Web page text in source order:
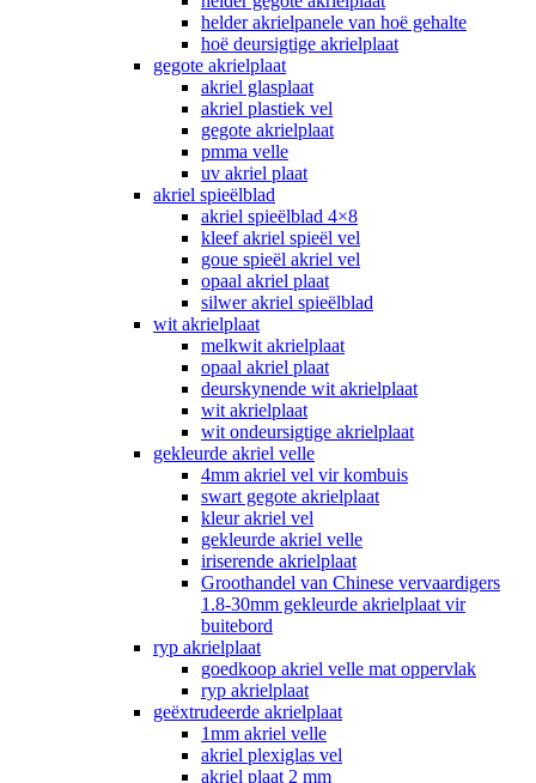
helder akrielpanele van hoë gehalte
hoë deursigtige akrielplaat
gegote akrielplaat
akriel glasplaat
akriel plastiek vel
gegote akrielplaat
pmma velle
uv akriel plaat
akriel spieëlblad
akriel spieëlblad 4×8
kleef akriel spieël vel
goue spieël akriel vel
opaal akriel plaat
silwer akriel spieëlblad
wit akrielplaat
melkwit akrielplaat
opaal akriel plaat
deurskynende wit akrielplaat
wit akrielplaat
wit ondeursigtige akrielplaat
gekleurde akriel velle
4mm akriel vel vir kombuis
swart gegote akrielplaat
kleur akriel vel
gekleurde akriel velle
iriserende akrielplaat
Groothandel van Chinese vervaardigers
1.8-30mm gekleurde akrielplaat vir
buitebord
ryp akrielplaat
goedkoop akriel velle mat oppervlak
ryp akrielplaat
geëxtrudeerde akrielplaat
1mm akriel velle
akriel plexiglas vel
akriel plaat 2 mm